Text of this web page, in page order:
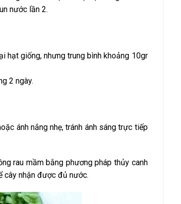
nước lần 2.
hạt giống, nhưng trung bình khoảng 10gr
2 ngày.
ánh nắng nhẹ, tránh ánh sáng trực tiếp
rau mầm bằng phương pháp thủy canh
cây nhận được đủ nước.